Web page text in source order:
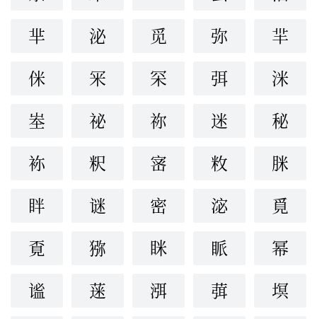
芈
泌 觅 弥
羋
侎
冞 罙 弭
洣
峚
祕 祢 迷
秘
袮
粎 宻 敉
脒
眫
谜 密 淧
覓
覔
猕 眯 眽
幂
谧
蒾 渳 葞
塓